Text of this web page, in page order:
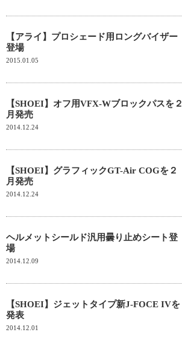
【アライ】プロシェード用ロングバイザー
登場
2015.01.05
【SHOEI】オフ用VFX-Wブロックパスを２
月発売
2014.12.24
【SHOEI】グラフィックGT-Air COGを２
月発売
2014.12.24
ヘルメットシールド汎用曇り止めシート登
場
2014.12.09
【SHOEI】ジェットタイプ新J-FOCE IVを
発表
2014.12.01